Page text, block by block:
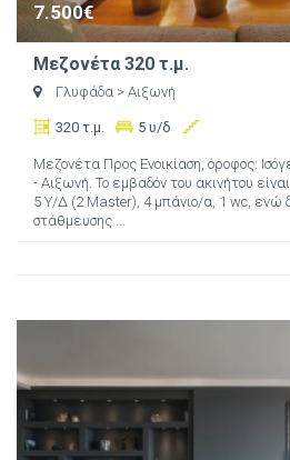
7.500€
Μεζονέτα 320 τ.μ.
Γλυφάδα > Αιξωνή
320 τ.μ. 5 υ/δ
Μεζονέτα Προς Ενοικίαση, όροφος:
- Αιξωνή. Το εμβαδόν του ακινήτου
5 Υ/Δ (2 Master), 4 μπάνιο/α, 1 wc, ενώ
στάθμευσης ...